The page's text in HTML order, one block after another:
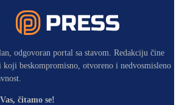
odgovoran portal sa stavom. Redakciju čine
beskompromisno, otvoreno i nedvosmisleno
čitamo se!